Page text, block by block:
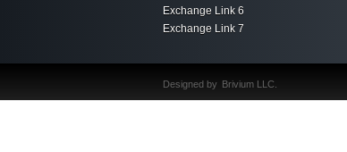
Exchange Link 6
Exchange Link 7
Designed by Brivium LLC.